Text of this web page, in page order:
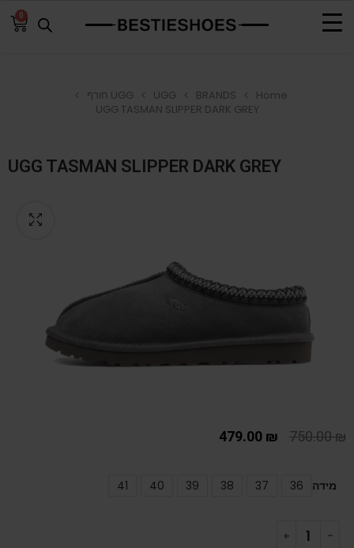
0
Home
BRANDS
UGG
UGG חורף
UGG TASMAN SLIPPER DARK GREY
UGG TASMAN SLIPPER DARK GREY
750.00₪
479.00 ₪
מידה 36
37
38
39
40
41